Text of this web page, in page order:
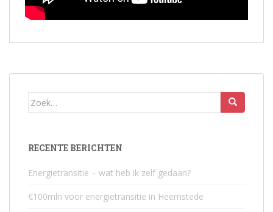
Zoek
RECENTE BERICHTEN
Energietransitie – wat heb ik zelf gedaan?
€100mln voor energietransitie in Heemstede